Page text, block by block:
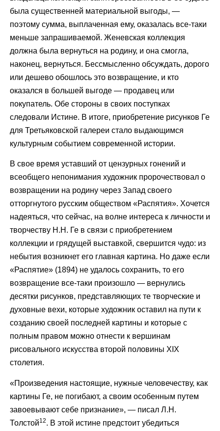
была существенней материальной выгоды, —
поэтому сумма, выплаченная ему, оказалась все-таки
меньше запрашиваемой. Женевская коллекция
должна была вернуться на родину, и она смогла,
наконец, вернуться. Бессмысленно обсуждать, дорого
или дешево обошлось это возвращение, и кто
оказался в большей выгоде — продавец или
покупатель. Обе стороны в своих поступках
следовали Истине. В итоге, приобретение рисунков Ге
для Третьяковской галереи стало выдающимся
культурным событием современной истории.
В свое время уставший от цензурных гонений и
всеобщего непонимания художник пророчествовал о
возвращении на родину через Запад своего
отторгнутого русским обществом «Распятия». Хочется
надеяться, что сейчас, на волне интереса к личности и
творчеству Н.Н. Ге в связи с приобретением
коллекции и грядущей выставкой, свершится чудо: из
небытия возникнет его главная картина. Но даже если
«Распятие» (1894) не удалось сохранить, то его
возвращение все-таки произошло — вернулись
десятки рисунков, представляющих те творческие и
духовные вехи, которые художник оставил на пути к
созданию своей последней картины и которые с
полным правом можно отнести к вершинам
рисовального искусства второй половины XIX
столетия.
«Произведения настоящие, нужные человечеству, как
картины Ге, не погибают, а своим особенным путем
завоевывают себе признание», — писал Л.Н.
Толстой12. В этой истине предстоит убедиться